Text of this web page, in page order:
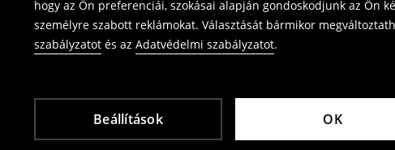
hogy az Ön preferenciái, szokásai alapján gondoskodjunk az Ön
személyre szabott reklámokat. Választását bármikor
szabályzatot és az Adatvédelmi szabályzatot.
Beállítások OK